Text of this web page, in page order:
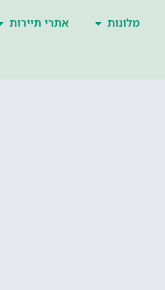
מלונות אתרי תיירות